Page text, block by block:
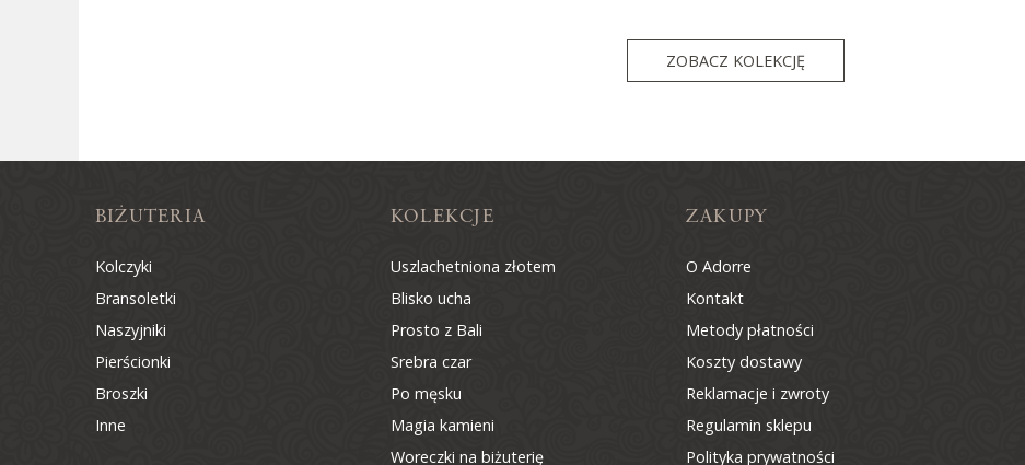
ZOBACZ KOLEKCJĘ
BIŻUTERIA
Kolczyki
Bransoletki
Naszyjniki
Pierścionki
Broszki
Inne
KOLEKCJE
Uszlachetniona złotem
Blisko ucha
Prosto z Bali
Srebra czar
Po męsku
Magia kamieni
Woreczki na biżuterię
ZAKUPY
O Adorre
Kontakt
Metody płatności
Koszty dostawy
Reklamacje i zwroty
Regulamin sklepu
Polityka prywatności